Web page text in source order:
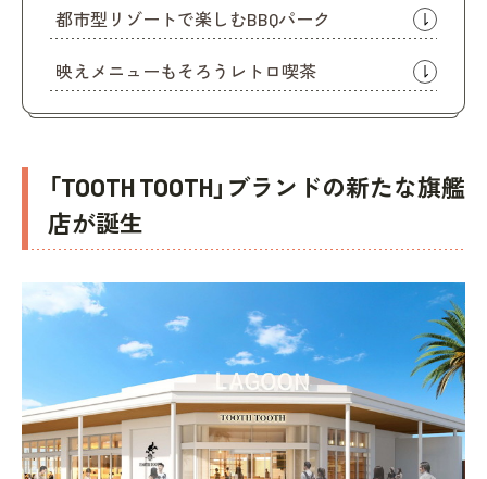
都市型リゾートで楽しむBBQパーク
映えメニューもそろうレトロ喫茶
「TOOTH TOOTH」ブランドの新たな旗艦
店が誕生